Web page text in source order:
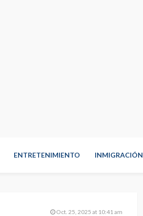
ENTRETENIMIENTO INMIGRACIÓN
Oct. 25, 2025 at 10:41 am